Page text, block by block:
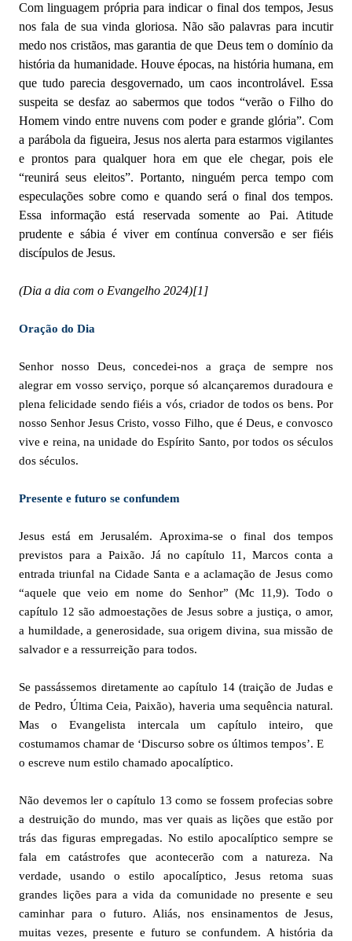
Com linguagem própria para indicar o final dos tempos, Jesus
nos fala de sua vinda gloriosa. Não são palavras para incutir
medo nos cristãos, mas garantia de que Deus tem o domínio da
história da humanidade. Houve épocas, na história humana, em
que tudo parecia desgovernado, um caos incontrolável. Essa
suspeita se desfaz ao sabermos que todos “verão o Filho do
Homem vindo entre nuvens com poder e grande glória”. Com
a parábola da figueira, Jesus nos alerta para estarmos vigilantes
e prontos para qualquer hora em que ele chegar, pois ele
“reunirá seus eleitos”. Portanto, ninguém perca tempo com
especulações sobre como e quando será o final dos tempos.
Essa informação está reservada somente ao Pai. Atitude
prudente e sábia é viver em contínua conversão e ser fiéis
discípulos de Jesus.
(Dia a dia com o Evangelho 2024)[1]
Oração do Dia
Senhor nosso Deus, concedei-nos a graça de sempre nos
alegrar em vosso serviço, porque só alcançaremos duradoura e
plena felicidade sendo fiéis a vós, criador de todos os bens. Por
nosso Senhor Jesus Cristo, vosso Filho, que é Deus, e convosco
vive e reina, na unidade do Espírito Santo, por todos os séculos
dos séculos.
Presente e futuro se confundem
Jesus está em Jerusalém. Aproxima-se o final dos tempos
previstos para a Paixão. Já no capítulo 11, Marcos conta a
entrada triunfal na Cidade Santa e a aclamação de Jesus como
“aquele que veio em nome do Senhor” (Mc 11,9). Todo o
capítulo 12 são admoestações de Jesus sobre a justiça, o amor,
a humildade, a generosidade, sua origem divina, sua missão de
salvador e a ressurreição para todos.
Se passássemos diretamente ao capítulo 14 (traição de Judas e
de Pedro, Última Ceia, Paixão), haveria uma sequência natural.
Mas o Evangelista intercala um capítulo inteiro, que
costumamos chamar de ‘Discurso sobre os últimos tempos’. E
o escreve num estilo chamado apocalíptico.
Não devemos ler o capítulo 13 como se fossem profecias sobre
a destruição do mundo, mas ver quais as lições que estão por
trás das figuras empregadas. No estilo apocalíptico sempre se
fala em catástrofes que acontecerão com a natureza. Na
verdade, usando o estilo apocalíptico, Jesus retoma suas
grandes lições para a vida da comunidade no presente e seu
caminhar para o futuro. Aliás, nos ensinamentos de Jesus,
muitas vezes, presente e futuro se confundem. A história da